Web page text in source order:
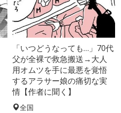
「いつどうなっても…」70代
父が全裸で救急搬送→大人
用オムツを手に最悪を覚悟
するアラサー娘の痛切な実
情【作者に聞く】
全国